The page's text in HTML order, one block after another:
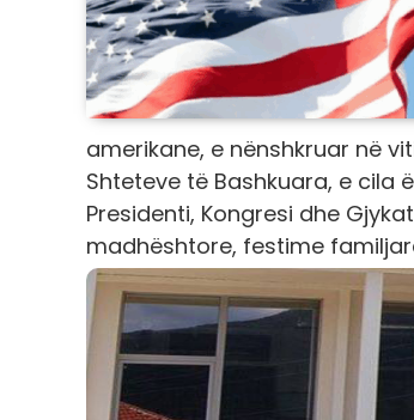
amerikane, e nënshkruar në
Shteteve të Bashkuara, e cila
Presidenti, Kongresi dhe
madhështore, festime